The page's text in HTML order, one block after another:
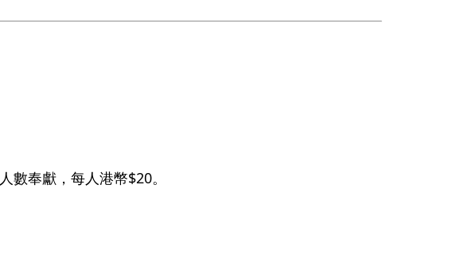
奉獻，每人港幣$20。